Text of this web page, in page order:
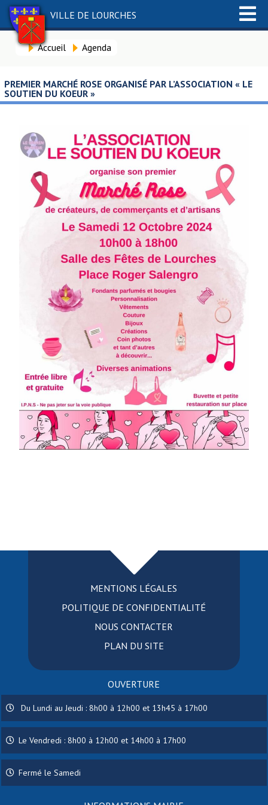
VILLE DE LOURCHES
Accueil Agenda
PREMIER MARCHÉ ROSE ORGANISÉ PAR L’ASSOCIATION « LE
SOUTIEN DU KOEUR »
MENTIONS LÉGALES
POLITIQUE DE CONFIDENTIALITÉ
NOUS CONTACTER
PLAN DU SITE
OUVERTURE
Du Lundi au Jeudi : 8h00 à 12h00 et 13h45 à 17h00
Le Vendredi : 8h00 à 12h00 et 14h00 à 17h00
Fermé le Samedi